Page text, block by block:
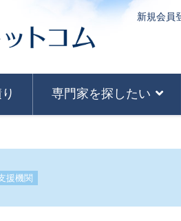
新規会員
専門家を探したい
援機関